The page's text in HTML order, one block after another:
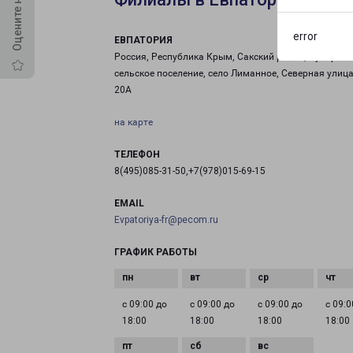
error
ЕВПАТОРИЯ
Россия, Республика Крым, Сакский район,
сельское поселение, село Лиманное, Северная
20А
на карте
ТЕЛЕФОН
8(495)085-31-50,+7(978)015-69-15
EMAIL
Evpatoriya-fr@pecom.ru
ГРАФИК РАБОТЫ
с 09:00 до
18:00
с 09:00 до
18:00
с 09:00 до
18:00
с
18:00